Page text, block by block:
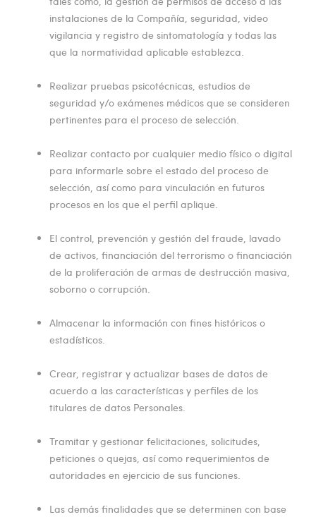
instalaciones de la Compañía, seguridad, video
vigilancia y registro de sintomatología y todas las
que la normatividad aplicable establezca.
Realizar pruebas psicotécnicas, estudios de
seguridad y/o exámenes médicos que se consideren
pertinentes para el proceso de selección.
Realizar contacto por cualquier medio físico o digital
para informarle sobre el estado del proceso de
selección, así como para vinculación en futuros
procesos en los que el perfil aplique.
El control, prevención y gestión del fraude, lavado
de activos, financiación del terrorismo o financiación
de la proliferación de armas de destrucción masiva,
soborno o corrupción.
Almacenar la información con fines históricos o
estadísticos.
Crear, registrar y actualizar bases de datos de
acuerdo a las características y perfiles de los
titulares de datos Personales.
Tramitar y gestionar felicitaciones, solicitudes,
peticiones o quejas, así como requerimientos de
autoridades en ejercicio de sus funciones.
Las demás finalidades que se determinen con base